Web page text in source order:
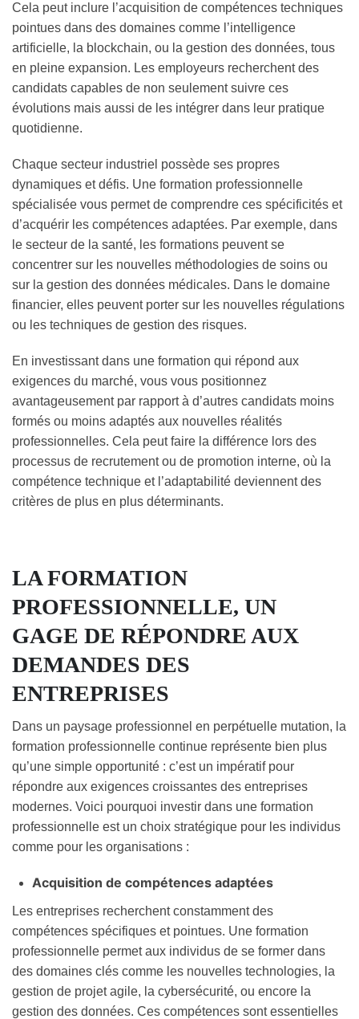
Cela peut inclure l’acquisition de compétences techniques
pointues dans des domaines comme l’intelligence
artificielle, la blockchain, ou la gestion des données, tous
en pleine expansion. Les employeurs recherchent des
candidats capables de non seulement suivre ces
évolutions mais aussi de les intégrer dans leur pratique
quotidienne.
Chaque secteur industriel possède ses propres
dynamiques et défis. Une formation professionnelle
spécialisée vous permet de comprendre ces spécificités et
d’acquérir les compétences adaptées. Par exemple, dans
le secteur de la santé, les formations peuvent se
concentrer sur les nouvelles méthodologies de soins ou
sur la gestion des données médicales. Dans le domaine
financier, elles peuvent porter sur les nouvelles régulations
ou les techniques de gestion des risques.
En investissant dans une formation qui répond aux
exigences du marché, vous vous positionnez
avantageusement par rapport à d’autres candidats moins
formés ou moins adaptés aux nouvelles réalités
professionnelles. Cela peut faire la différence lors des
processus de recrutement ou de promotion interne, où la
compétence technique et l’adaptabilité deviennent des
critères de plus en plus déterminants.
LA FORMATION
PROFESSIONNELLE, UN
GAGE DE RÉPONDRE AUX
DEMANDES DES
ENTREPRISES
Dans un paysage professionnel en perpétuelle mutation, la
formation professionnelle continue représente bien plus
qu’une simple opportunité : c’est un impératif pour
répondre aux exigences croissantes des entreprises
modernes. Voici pourquoi investir dans une formation
professionnelle est un choix stratégique pour les individus
comme pour les organisations :
Acquisition de compétences adaptées
Les entreprises recherchent constamment des
compétences spécifiques et pointues. Une formation
professionnelle permet aux individus de se former dans
des domaines clés comme les nouvelles technologies, la
gestion de projet agile, la cybersécurité, ou encore la
gestion des données. Ces compétences sont essentielles